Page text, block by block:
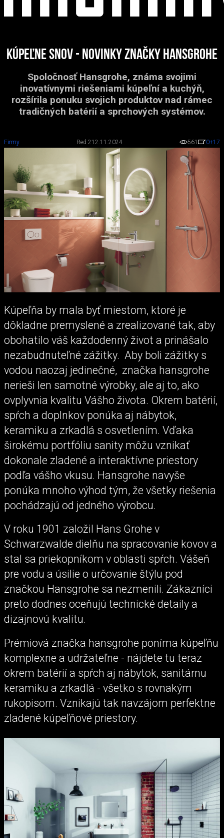
Kúpeľne snov - novinky značky hansgrohe
Spoločnosť Hansgrohe, známa svojimi
inovatívnymi riešeniami kúpeľní a kuchýň,
rozšírila ponuku svojich produktov nad rámec
tradičných batérií a sprchových systémov.
Firmy Red 212.11.2024 561 0+17
Kúpeľňa by mala byť miestom, ktoré je
dôkladne premyslené a zrealizované tak, aby
obohatilo váš každodenný život a prinášalo
nezabudnuteľné zážitky. Aby boli zážitky s
vodou naozaj jedinečné, značka hansgrohe
nerieši len samotné výrobky, ale aj to, ako
ovplyvnia kvalitu Vášho života. Okrem batérií,
spŕch a doplnkov ponúka aj nábytok,
keramiku a zrkadlá s osvetlením. Vďaka
širokému portfóliu sanity môžu vznikať
dokonale zladené a interaktívne priestory
podľa vášho vkusu. Hansgrohe navyše
ponúka mnoho výhod tým, že všetky riešenia
pochádzajú od jedného výrobcu.
V roku 1901 založil Hans Grohe v
Schwarzwalde dielňu na spracovanie kovov a
stal sa priekopníkom v oblasti spŕch. Vášeň
pre vodu a úsilie o určovanie štýlu pod
značkou Hansgrohe sa nezmenili. Zákazníci
preto dodnes oceňujú technické detaily a
dizajnovú kvalitu.
Prémiová značka hansgrohe poníma kúpeľňu
komplexne a udržateľne - nájdete tu teraz
okrem batérií a spŕch aj nábytok, sanitárnu
keramiku a zrkadlá - všetko s rovnakým
rukopisom. Vznikajú tak navzájom perfektne
zladené kúpeľňové priestory.